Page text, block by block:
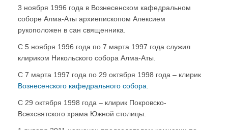
3 ноября 1996 года в Вознесенском кафедральном
соборе Алма-Аты архиепископом Алексием
рукоположен в сан священника.
С 5 ноября 1996 года по 7 марта 1997 года служил
клириком Никольского собора Алма-Аты.
С 7 марта 1997 года по 29 октября 1998 года – клирик
Вознесенского кафедрального собора
С 29 октября 1998 года – клирик Покровско-
Всехсвятского храма Южной столицы.